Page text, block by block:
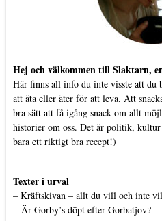
Hej och välkommen till Slaktarn,
Här finns all info du inte visste att du
att äta eller äter för att leva. Att
bra sätt att få igång snack om allt
historier om oss. Det är politik,
bara ett riktigt bra recept!)
Texter i urval
– Kräftskivan – allt du vill och inte
– Är Gorby’s döpt efter Gorbatjov?